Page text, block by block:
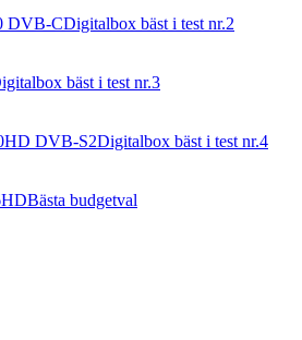
DVB-CDigitalbox bäst i test nr.2
bäst i test nr.3
DVB-S2Digitalbox bäst i test nr.4
Bästa budgetval